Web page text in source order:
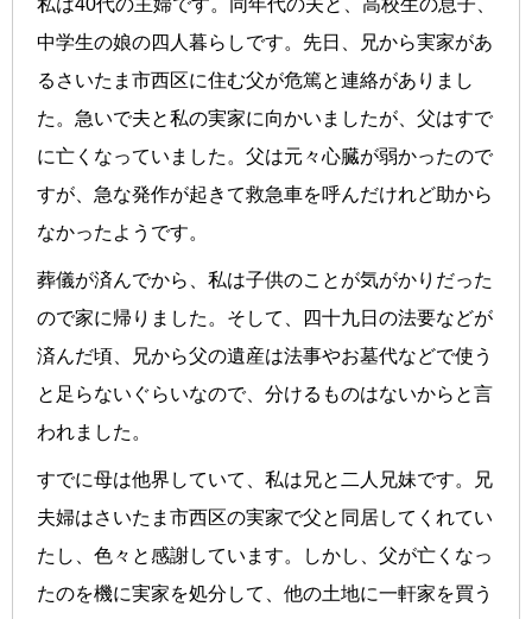
中学生の娘の四人暮らしです。先日、兄から実家があ
るさいたま市西区に住む父が危篤と連絡がありまし
た。急いで夫と私の実家に向かいましたが、父はすで
に亡くなっていました。父は元々心臓が弱かったので
すが、急な発作が起きて救急車を呼んだけれど助から
なかったようです。
葬儀が済んでから、私は子供のことが気がかりだった
ので家に帰りました。そして、四十九日の法要などが
済んだ頃、兄から父の遺産は法事やお墓代などで使う
と足らないぐらいなので、分けるものはないからと言
われました。
すでに母は他界していて、私は兄と二人兄妹です。兄
夫婦はさいたま市西区の実家で父と同居してくれてい
たし、色々と感謝しています。しかし、父が亡くなっ
たのを機に実家を処分して、他の土地に一軒家を買う